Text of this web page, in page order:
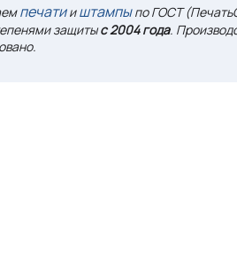
печатииштампыпо ГОСТ
защитыс 2004 года.